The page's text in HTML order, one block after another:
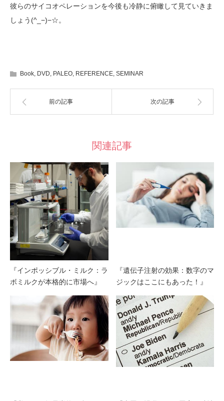
彼らのサイコオペレーションを今後も冷静に俯瞰して見ていきま
しょう(^_−)−☆。
Book DVD PALEO REFERENCE SEMINAR
前の記事 次の記事
関連記事
『インポッシブル・ミルク：ラ
ボミルクが本格的に市場へ』
『遺伝子注射の効果：数字のマ
ジックはここにもあった！』